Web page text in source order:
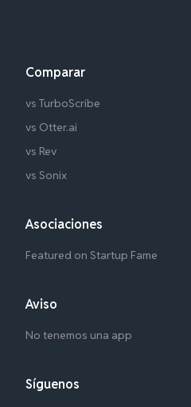
Comparar
vs TurboScribe
vs Otter.ai
vs Rev
vs Sonix
Asociaciones
Featured on Startup Fame
Aviso
No tenemos una app
Síguenos